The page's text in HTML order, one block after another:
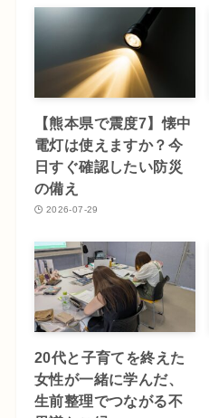
【熊本県で震度7】懐中
電灯は使えますか？今
日すぐ確認したい防災
の備え
2026-07-29
20代と子育てを終えた
女性が一緒に学んだ、
生前整理でつながる不